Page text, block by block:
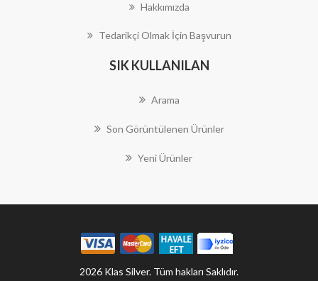
Hakkımızda
Tedarikçi Olmak İçin Başvurun
SIK KULLANILAN
Arama
Son Görüntülenen Ürünler
Yeni Ürünler
2026 Klas Silver. Tüm hakları Saklıdır.